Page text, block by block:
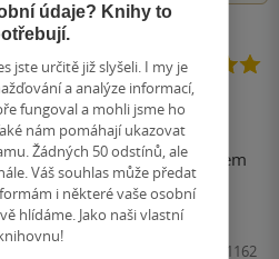
obvyklého stylu, to ovšem
je výborná, děj svižný.
Kniha, Kalibr, 2022, 9788024281162
údaje? Knihy to
jste určitě již slyšeli. I my je
a analýze informací,
fungoval a mohli jsme ho
nám pomáhají ukazovat
Žádných 50 odstínů, ale
Váš souhlas může předat
i některé vaše osobní
hlídáme. Jako naši vlastní